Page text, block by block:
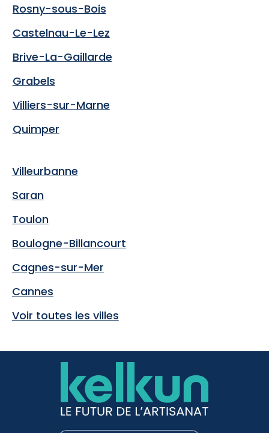
Rosny-sous-Bois
Castelnau-Le-Lez
Brive-La-Gaillarde
Grabels
Villiers-sur-Marne
Quimper
Villeurbanne
Saran
Toulon
Boulogne-Billancourt
Cagnes-sur-Mer
Cannes
Voir toutes les villes